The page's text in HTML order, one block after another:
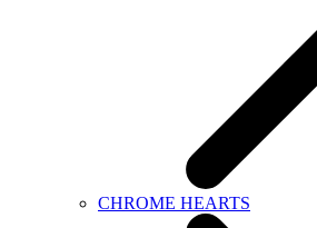
CHROME HEARTS